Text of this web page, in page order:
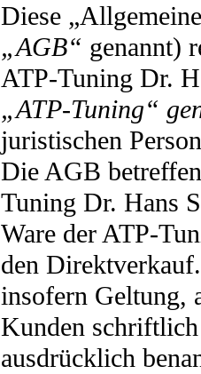
Diese
„AGB“ genannt)
ATP-Tuning Dr.
„ATP-Tuning“
juristischen
Die AGB
Tuning Dr. Hans
Ware der ATP-
den
insofern Geltung,
Kunden
ausdrücklich